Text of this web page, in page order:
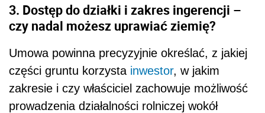
3. Dostęp do działki i zakres ingerencji –
czy nadal możesz uprawiać ziemię?
Umowa powinna precyzyjnie określać, z jakiej
części gruntu korzysta inwestor, w jakim
zakresie i czy właściciel zachowuje możliwość
prowadzenia działalności rolniczej wokół